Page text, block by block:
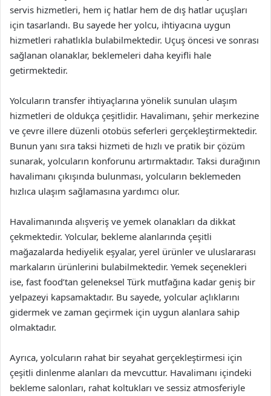
servis hizmetleri, hem iç hatlar hem de dış hatlar uçuşları
için tasarlandı. Bu sayede her yolcu, ihtiyacına uygun
hizmetleri rahatlıkla bulabilmektedir. Uçuş öncesi ve sonrası
sağlanan olanaklar, beklemeleri daha keyifli hale
getirmektedir.
Yolcuların transfer ihtiyaçlarına yönelik sunulan ulaşım
hizmetleri de oldukça çeşitlidir. Havalimanı, şehir merkezine
ve çevre illere düzenli otobüs seferleri gerçekleştirmektedir.
Bunun yanı sıra taksi hizmeti de hızlı ve pratik bir çözüm
sunarak, yolcuların konforunu artırmaktadır. Taksi durağının
havalimanı çıkışında bulunması, yolcuların beklemeden
hızlıca ulaşım sağlamasına yardımcı olur.
Havalimanında alışveriş ve yemek olanakları da dikkat
çekmektedir. Yolcular, bekleme alanlarında çeşitli
mağazalarda hediyelik eşyalar, yerel ürünler ve uluslararası
markaların ürünlerini bulabilmektedir. Yemek seçenekleri
ise, fast food’tan geleneksel Türk mutfağına kadar geniş bir
yelpazeyi kapsamaktadır. Bu sayede, yolcular açlıklarını
gidermek ve zaman geçirmek için uygun alanlara sahip
olmaktadır.
Ayrıca, yolcuların rahat bir seyahat gerçekleştirmesi için
çeşitli dinlenme alanları da mevcuttur. Havalimanı içindeki
bekleme salonları, rahat koltukları ve sessiz atmosferiyle